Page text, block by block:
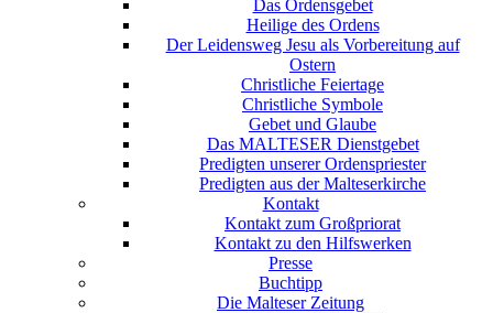
Das Ordensgebet
Heilige des Ordens
Der Leidensweg Jesu als Vorbereitung auf
Ostern
Christliche Feiertage
Christliche Symbole
Gebet und Glaube
Das MALTESER Dienstgebet
Predigten unserer Ordenspriester
Predigten aus der Malteserkirche
Kontakt
Kontakt zum Großpriorat
Kontakt zu den Hilfswerken
Presse
Buchtipp
Die Malteser Zeitung